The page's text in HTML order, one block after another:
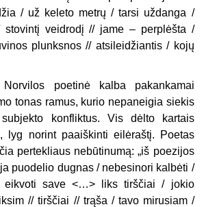
/ už keleto metrų / tarsi uždanga /
stovintį veidrodį // jame – perplėšta /
plunksnos // atsileidžiantis / kojų
poetinė kalba pakankamai
tonas ramus, kurio nepaneigia siekis
konfliktus. Vis dėlto kartais
lyg norint paaiškinti eilėraštį. Poetas
pertekliaus nebūtinumą: „iš poezijos
puodelio dugnas / nebesinori kalbėti /
eikvoti save <…> liks tirščiai / jokio
// tirščiai // trąša / tavo mirusiam /